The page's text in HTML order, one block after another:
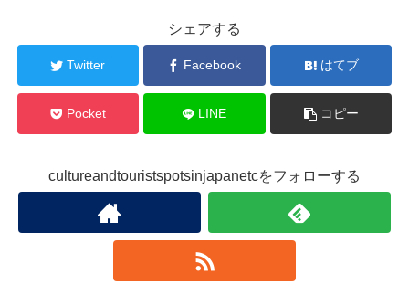
シェアする
Twitter Facebook はてブ
Pocket LINE コピー
cultureandtouristspotsinjapanetcをフォローする